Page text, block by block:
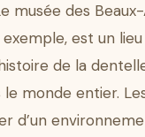
musée des
est un
de la
monde entier.
d’un